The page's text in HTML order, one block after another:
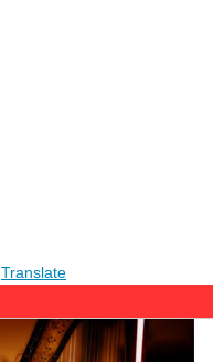
Translate